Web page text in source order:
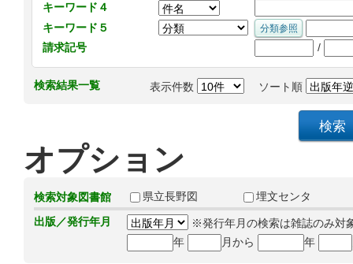
キーワード４
キーワード５
請求記号
/
検索結果一覧 表示件数 ソート順
オプション
検索対象図書館 県立長野図
埋文センタ
出版／発行年月
※発行年月の検索は雑誌のみ対
年
月から 年